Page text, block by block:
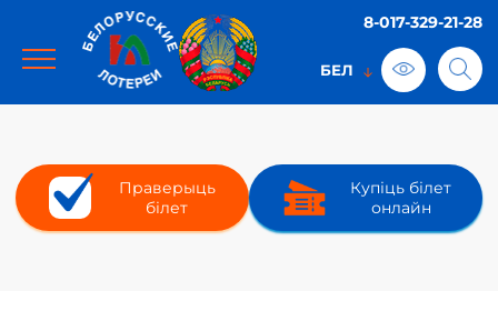
8-017-329-21-28
Праверыць
білет
Купіць білет
онлайн